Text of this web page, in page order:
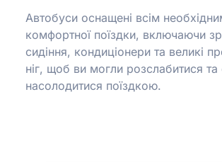
Автобуси оснащені всім
комфортної поїздки, включаючи
сидіння, кондиціонери та великі
ніг, щоб ви могли розслабитися та
насолодитися поїздкою.